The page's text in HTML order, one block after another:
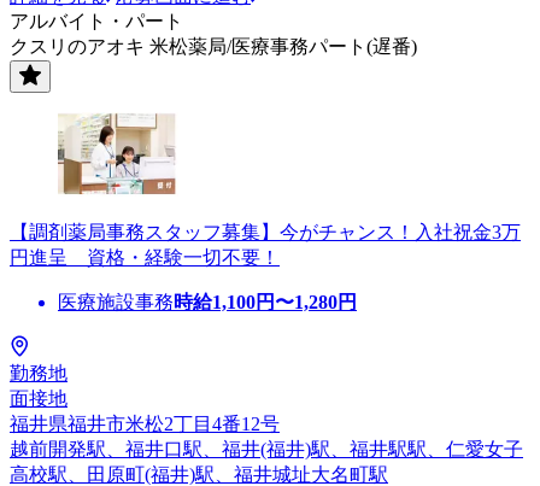
アルバイト・パート
クスリのアオキ 米松薬局/医療事務パート(遅番)
【調剤薬局事務スタッフ募集】今がチャンス！入社祝金3万
円進呈 資格・経験一切不要！
医療施設事務時給1,100円〜1,280円
勤務地
面接地
福井県福井市米松2丁目4番12号
越前開発駅、福井口駅、福井(福井)駅、福井駅駅、仁愛女子
高校駅、田原町(福井)駅、福井城址大名町駅